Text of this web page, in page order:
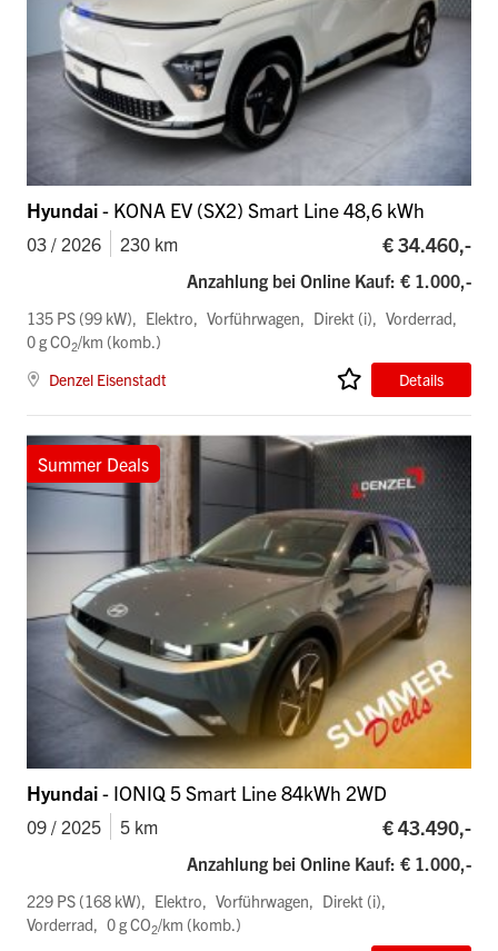
Hyundai- KONA EV (SX2) Smart Line 48,6 kWh
03 / 2026 230 km € 34.460,-
Anzahlung bei Online Kauf: € 1.000,-
135 PS (99 kW) Elektro Vorführwagen Direkt (i)
Vorderrad
0 g CO2/km (komb.)
Denzel Eisenstadt
Details
Summer Deals
Hyundai- IONIQ 5 Smart Line 84kWh 2WD
09 / 2025 5 km € 43.490,-
Anzahlung bei Online Kauf: € 1.000,-
229 PS (168 kW) Elektro Vorführwagen
Direkt (i)
Vorderrad
0 g CO2/km (komb.)